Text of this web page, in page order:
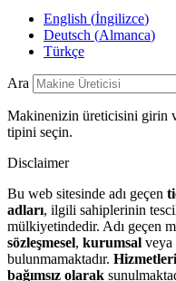
English (İngilizce)
Deutsch (Almanca)
Türkçe
Ara
Makinenizin üreticisini girin
tipini seçin.
Disclaimer
Bu web sitesinde adı geçen
adları, ilgili sahiplerinin
mülkiyetindedir. Adı geçen
sözleşmesel, kurumsal veya
bulunmamaktadır.
bağımsız olarak